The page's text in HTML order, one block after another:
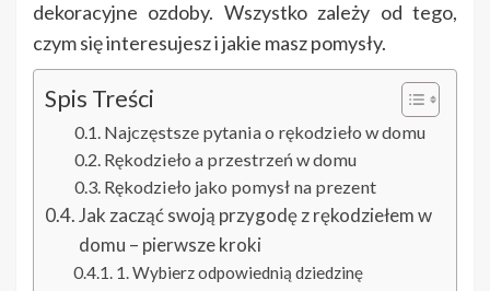
dekoracyjne ozdoby. Wszystko zależy od tego,
czym się interesujesz i jakie masz pomysły.
Spis Treści
Najczęstsze pytania o rękodzieło w domu
Rękodzieło a przestrzeń w domu
Rękodzieło jako pomysł na prezent
Jak zacząć swoją przygodę z rękodziełem w
domu – pierwsze kroki
1. Wybierz odpowiednią dziedzinę